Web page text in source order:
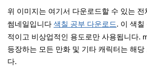
위 이미지는 여기서 다운로드할 수 있는
썸네일입니다 색칠 공부 다운로드. 이 색칠
적이고 비상업적인 용도로만 사용됩니다.
등장하는 모든 만화 및 기타 캐릭터는 해당
다.